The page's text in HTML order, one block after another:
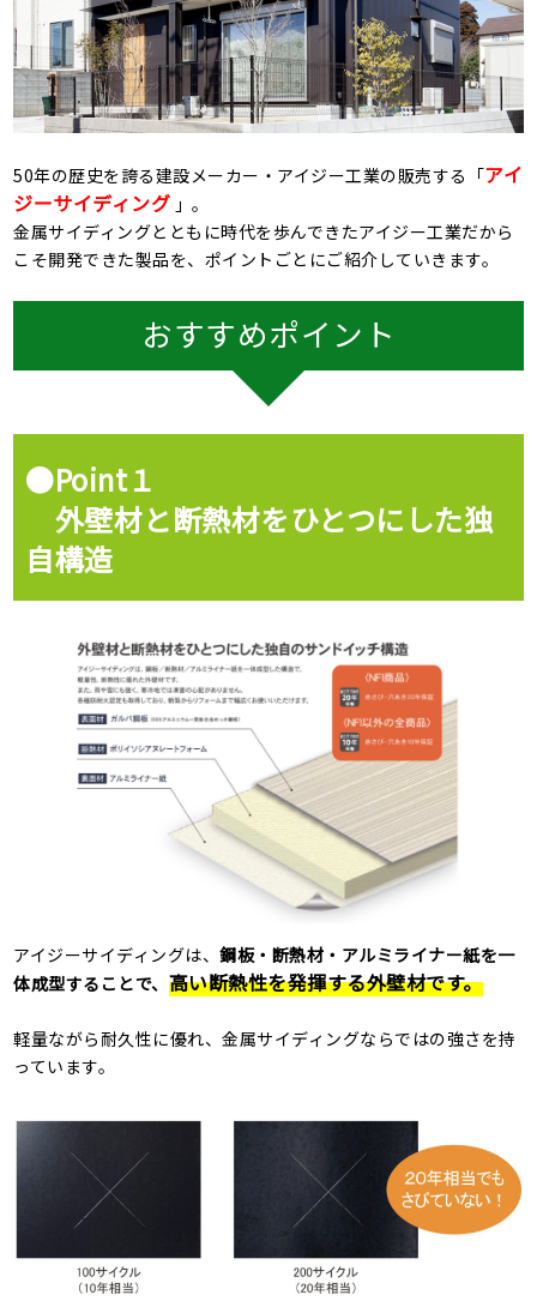
50年の歴史を誇る建設メーカー・アイジー工業の販売する「アイ
ジーサイディング 」。
金属サイディングとともに時代を歩んできたアイジー工業だから
こそ開発できた製品を、ポイントごとにご紹介していきます。
おすすめポイント
●Point１
外壁材と断熱材をひとつにした独
自構造
アイジーサイディングは、鋼板・断熱材・アルミライナー紙を一
体成型することで、 高い断熱性を発揮する外壁材です。
軽量ながら耐久性に優れ、金属サイディングならではの強さを持
っています。